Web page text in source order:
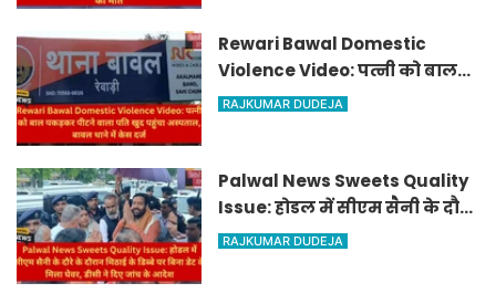
Rewari Bawal Domestic
Violence Video: पत्नी को बाल
पकड़कर पीटने वाला पति खुद
RAJKUMAR DUDEJA
Palwal News Sweets Quality
Issue: होडल में सीएम सैनी के दौरे
के दौरान मिठाई के डिब्बे पर बिना
RAJKUMAR DUDEJA